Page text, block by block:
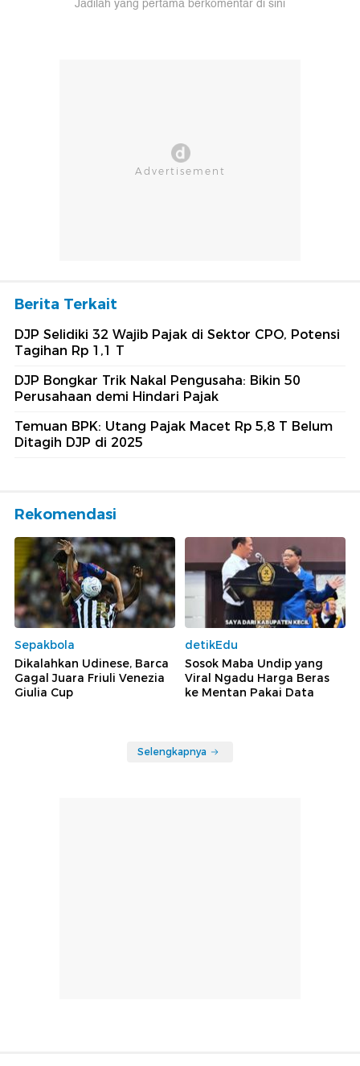
Jadilah yang pertama berkomentar di sini
Berita Terkait
DJP Selidiki 32 Wajib Pajak di Sektor CPO, Potensi
Tagihan Rp 1,1 T
DJP Bongkar Trik Nakal Pengusaha: Bikin 50
Perusahaan demi Hindari Pajak
Temuan BPK: Utang Pajak Macet Rp 5,8 T Belum
Ditagih DJP di 2025
Rekomendasi
Sepakbola
Dikalahkan Udinese, Barca
Gagal Juara Friuli Venezia
Giulia Cup
detikEdu
Sosok Maba Undip yang
Viral Ngadu Harga Beras
ke Mentan Pakai Data
Selengkapnya